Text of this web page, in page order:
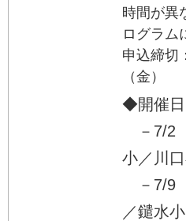
時間が異
ログラム
申込締切
（金）
◆開催日
－7/2
小／川
－7/9
／鑓水